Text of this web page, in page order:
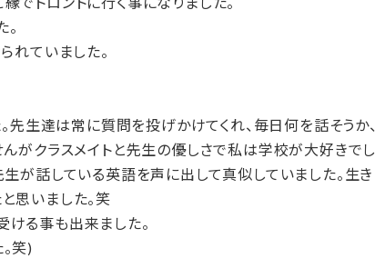
れていました。
生達は常に質問を投げかけてくれ、毎日何を話そうか、
がクラスメイトと先生の優しさで私は学校が大好きでし
が話している英語を声に出して真似していました。生き
思いました。笑
ける事も出来ました。
笑)